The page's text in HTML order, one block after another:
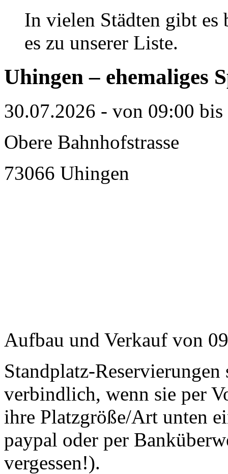
In vielen Städten gibt es
es zu unserer Liste.
Uhingen – ehemaliges
30.07.2026 - von 09:00
Obere Bahnhofstrasse
73066 Uhingen
Aufbau und Verkauf von
Standplatz-
verbindlich, wenn sie per
ihre Platzgröße/Art unten
paypal oder per
vergessen!).